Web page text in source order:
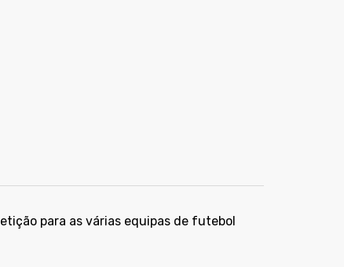
para as várias equipas de futebol